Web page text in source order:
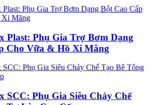
Plast: Phụ Gia Trợ Bơm Dạng
Cho Vữa & Hồ Xi Măng
SCC: Phụ Gia Siêu Chảy Chế